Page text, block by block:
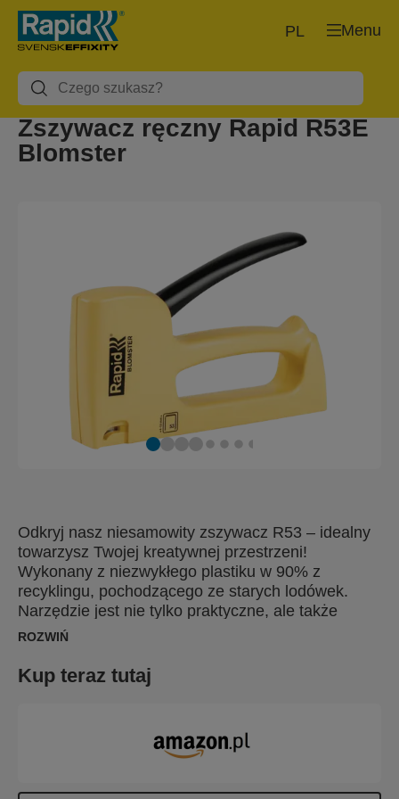
Menu
PL
Zszywacz ręczny Rapid R53E
Blomster
Odkryj nasz niesamowity zszywacz R53 – idealny
towarzysz Twojej kreatywnej przestrzeni!
Wykonany z niezwykłego plastiku w 90% z
recyklingu, pochodzącego ze starych lodówek.
Narzędzie jest nie tylko praktyczne, ale także
stanowi świadomy wybór ekologiczny.
mieście Hestra w Szwecji, jest symbolem wysokiej
jakości i niezawodności. Wiosną i latem Szwecja
inspiracja dla pięknego żółtego koloru. A szwedzkie
słowo oznaczające rozkwit to „blomster”.
wnętrz, ten zszywacz stanie się eleganckim i
ROZWIŃ
Kup teraz tutaj